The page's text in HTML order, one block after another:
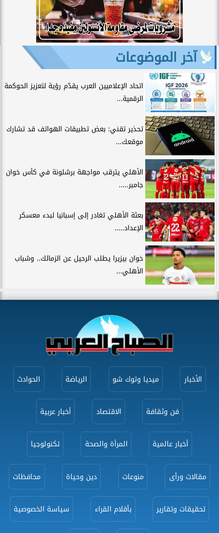
آخر الموضوعات
اتحاد الإعلاميين العرب يقدّم رؤية لتعزيز الحوكمة
الرقمية...
تحذير تقني: بعض تطبيقات الهواتف قد تشارك
موقعك...
الأهلي يترقب مواجهة برشلونة في كأس خوان
جامبر.....
بعثة الأهلي تغادر إلى إسبانيا لبدء معسكر
الإعداد.....
خوان بيزيرا يطلب الرحيل عن الزمالك.. وشباب
الأهلي...
الأخبار ميديا وتوك شو الرياضة الحوادث
فن وثقافة الاقتصاد أخبار عربية
أخبار عالمية المرأة والصحة تكنولوجيا
مقالات ورأى منوعات دين وحياة محافظات
تحقيقات وتقارير بأقلام القراء سياسة الخصوصية